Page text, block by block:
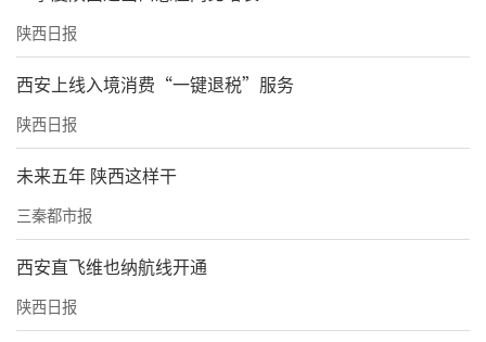
陕西日报
西安上线入境消费“一键退税”服务
陕西日报
未来五年 陕西这样干
三秦都市报
西安直飞维也纳航线开通
陕西日报